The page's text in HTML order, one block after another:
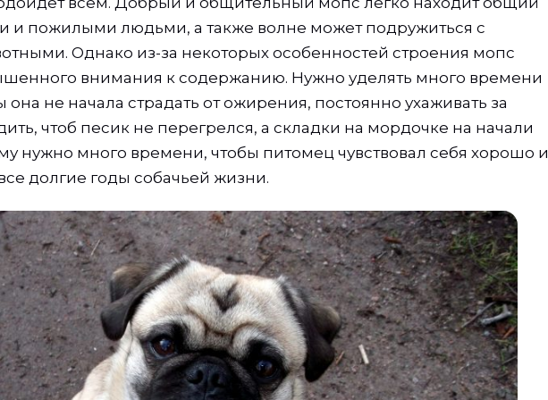
и пожилыми людьми, а также волне может подружиться с
Однако из-за некоторых особенностей строения мопс
внимания к содержанию. Нужно уделять много времени
она не начала страдать от ожирения, постоянно ухаживать за
чтоб песик не перегрелся, а складки на мордочке на начали
нужно много времени, чтобы питомец чувствовал себя хорошо и
долгие годы собачьей жизни.